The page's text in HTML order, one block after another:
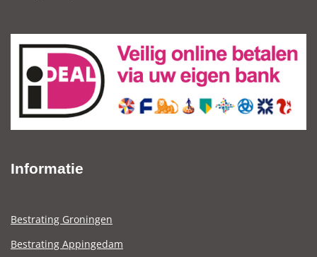
Informatie
Bestrating Groningen
Bestrating Appingedam